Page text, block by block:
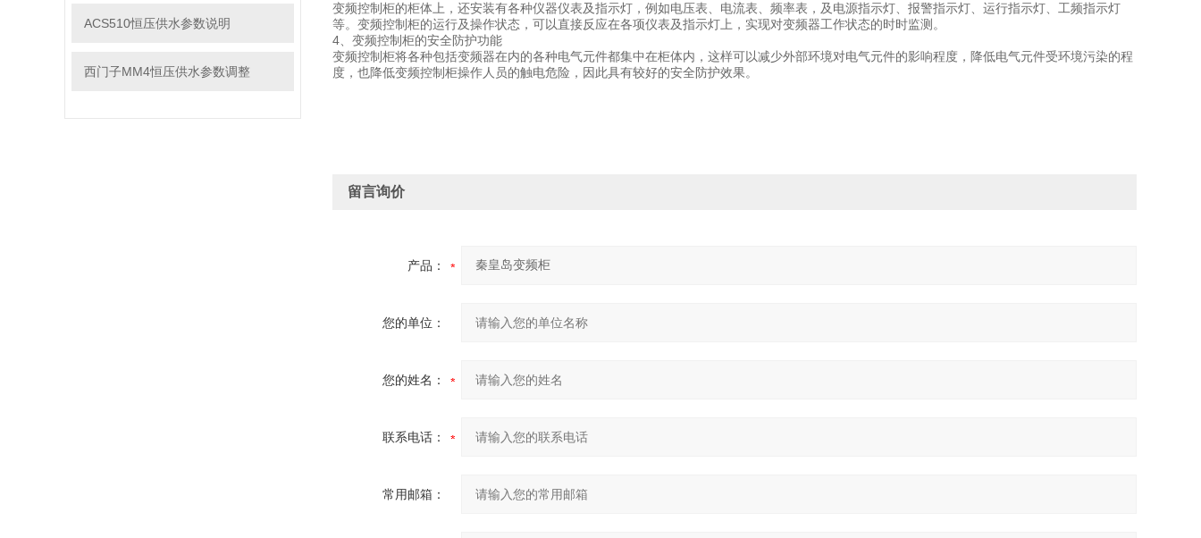
ACS510恒压供水参数说明
西门子MM4恒压供水参数调整
变频控制柜的柜体上，还安装有各种仪器仪表及指示灯，例如电压表、电流表、频率表，及电源指示灯、报警指示灯、运行指示灯、工频指示灯
等。变频控制柜的运行及操作状态，可以直接反应在各项仪表及指示灯上，实现对变频器工作状态的时时监测。
4、变频控制柜的安全防护功能
变频控制柜将各种包括变频器在内的各种电气元件都集中在柜体内，这样可以减少外部环境对电气元件的影响程度，降低电气元件受环境污染的程
度，也降低变频控制柜操作人员的触电危险，因此具有较好的安全防护效果。
留言询价
产品：
您的单位：
您的姓名：
联系电话：
常用邮箱：